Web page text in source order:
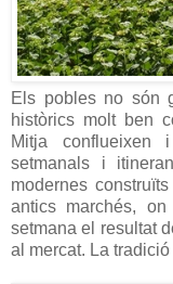
Els pobles no són
històrics molt ben
Mitja conflueixen
setmanals i
modernes
antics marchés,
setmana el resultat
al mercat. La